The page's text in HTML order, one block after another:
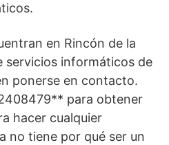
en Rincón de la
servicios informáticos de
ponerse en contacto.
para obtener
hacer cualquier
no tiene por qué ser un